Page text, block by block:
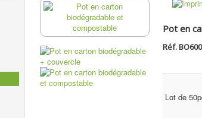
Pot en
Réf.
Lot de